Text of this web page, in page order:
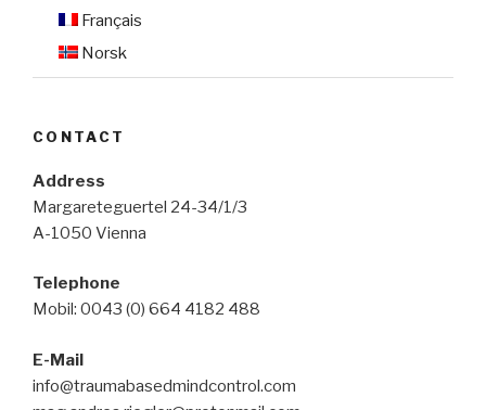
Français
Norsk
CONTACT
Address
Margareteguertel 24-34/1/3
A-1050 Vienna
Telephone
Mobil: 0043 (0) 664 4182 488
E-Mail
info@traumabasedmindcontrol.com